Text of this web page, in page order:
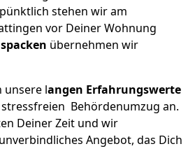
stehen wir am
vor Deiner Wohnung
übernehmen wir
unsere langen Erfahrungswerte
Behördenumzug an.
Deiner Zeit und wir
Angebot, das Dich